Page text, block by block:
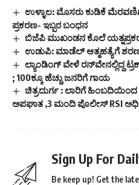
ಉಳ್ಳಾಲ: ಮೊಸರು ಕುಡಿಕೆ
ಪ್ರಕರಣ- ಇಬ್ಬರ ಬಂಧನ
ಬಿಜೆಪಿ ಮುಖಂಡನ ಕೊಲೆ
ಉಡುಪಿ: ಮಾಡೆಲ್ ಆತ್ಮಹತ್ಯೆಗೆ
ಲ್ಯಾಂಡಿಂಗ್​ ವೇಳೆ ರನ್​ವೇನಲ್ಲಿದ್ದ
; 100ಕ್ಕೂ ಹೆಚ್ಚು ಜನರಿಗೆ ಗಾಯ
ಚಿತ್ರದುರ್ಗ : ಲಾರಿಗೆ ಹಿಂಬದಿಯಿಂದ
ಅಪಘಾತ ,3 ಮಂದಿ ಪೊಲೀಸ್ RSI
Sign Up For
Be keep up! Get the